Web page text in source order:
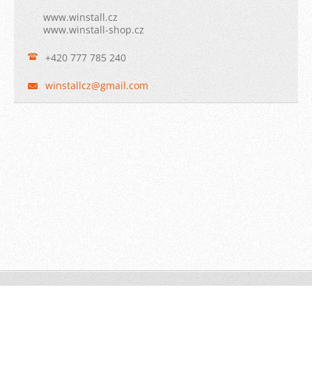
www.winstall.cz
www.winstall-shop.cz
+420 777 785 240
winstallcz@gmail.com